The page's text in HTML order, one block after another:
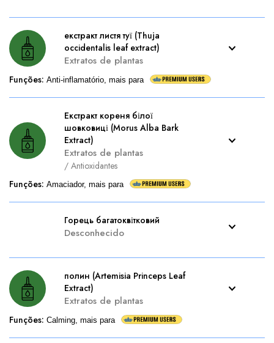
екстракт листя туї (Thuja
occidentalis leaf extract)
Extratos de plantas
Funções: Anti-inflamatório, mais para
Екстракт кореня білої
шовковиці (Morus Alba Bark
Extract)
Extratos de plantas
/ Antioxidantes
Funções: Amaciador, mais para
Горець багатоквітковий
Desconhecido
полин (Artemisia Princeps Leaf
Extract)
Extratos de plantas
Funções: Calming, mais para